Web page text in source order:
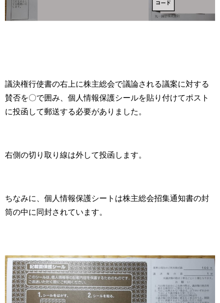
議決権行使書の右上に株主総会で議論される議案に対する
賛否を〇で囲み、個人情報保護シールを貼り付けてポスト
に投函して郵送する必要がありました。
右側の切り取り線は外して投函します。
ちなみに、個人情報保護シートは株主総会招集通知書の封
筒の中に同封されています。